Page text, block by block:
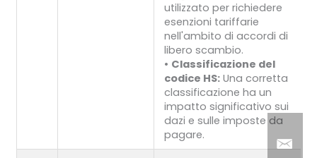
utilizzato per richiedere
esenzioni tariffarie
nell'ambito di accordi di
libero scambio.
• Classificazione del
codice HS: Una corretta
classificazione ha un
impatto significativo sui
dazi e sulle imposte da
pagare.